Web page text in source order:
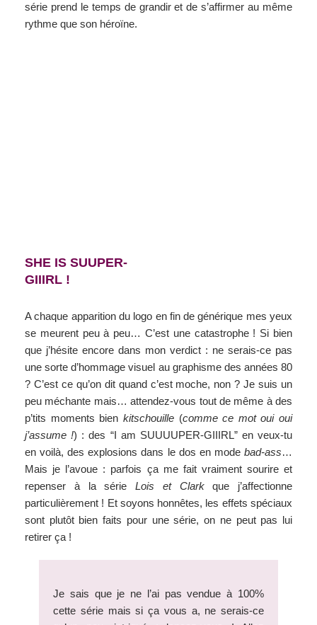
série prend le temps de grandir et de s’affirmer au même
rythme que son héroïne.
SHE IS SUUPER-
GIIIRL !
A chaque apparition du logo en fin de générique mes yeux
se meurent peu à peu… C’est une catastrophe ! Si bien
que j’hésite encore dans mon verdict : ne serais-ce pas
une sorte d’hommage visuel au graphisme des années 80
? C’est ce qu’on dit quand c’est moche, non ? Je suis un
peu méchante mais… attendez-vous tout de même à des
p’tits moments bien kitschouille(comme ce mot oui oui
j’assume !) : des “I am SUUUUPER-GIIIRL” en veux-tu
en voilà, des explosions dans le dos en mode bad-ass…
Mais je l’avoue : parfois ça me fait vraiment sourire et
repenser à la série Lois et Clarkque j’affectionne
particulièrement ! Et soyons honnêtes, les effets spéciaux
sont plutôt bien faits pour une série, on ne peut pas lui
retirer ça !
Je sais que je ne l’ai pas vendue à 100%
cette série mais si ça vous a, ne serais-ce